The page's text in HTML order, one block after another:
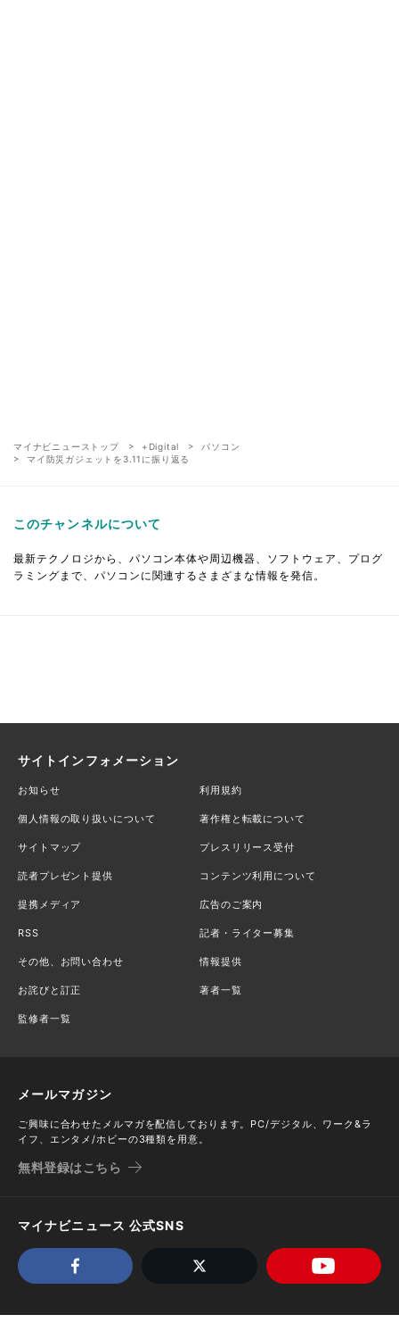
マイナビニューストップ +Digital
パソコン
マイ防災ガジェットを3.11に振り返る
このチャンネルについて
最新テクノロジから、パソコン本体や周辺機器、ソフトウェア、プログ
ラミングまで、パソコンに関連するさまざまな情報を発信。
サイトインフォメーション
お知らせ 利用規約
個人情報の取り扱いについて 著作権と転載について
サイトマップ プレスリリース受付
読者プレゼント提供 コンテンツ利用について
提携メディア 広告のご案内
RSS 記者・ライター募集
その他、お問い合わせ 情報提供
お詫びと訂正 著者一覧
監修者一覧
メールマガジン
ご興味に合わせたメルマガを配信しております。PC/デジタル、ワーク&ラ
イフ、エンタメ/ホビーの3種類を用意。
無料登録はこちら
マイナビニュース 公式SNS